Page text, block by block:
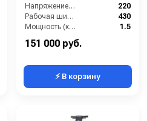
Напряжение (В):
220
Рабочая ширина щётки (мм):
430
Мощность (кВт):
1.5
151 000 руб.
⚡ В корзину